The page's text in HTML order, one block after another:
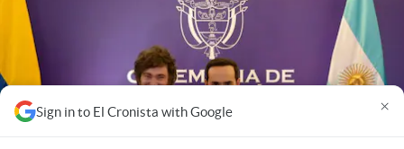
Sign in to El Cronista with Google ×